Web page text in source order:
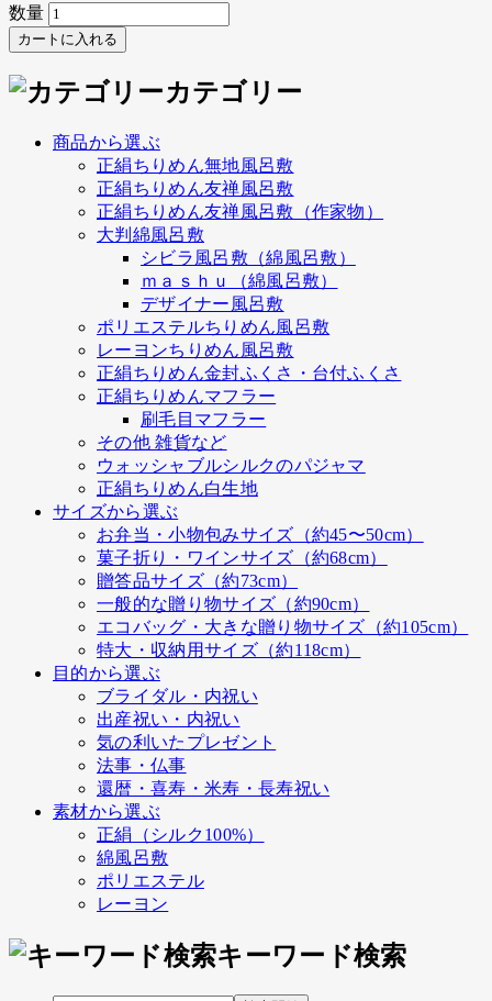
数量
カテゴリー
商品から選ぶ
正絹ちりめん無地風呂敷
正絹ちりめん友禅風呂敷
正絹ちりめん友禅風呂敷（作家物）
大判綿風呂敷
シビラ風呂敷（綿風呂敷）
ｍａｓｈｕ（綿風呂敷）
デザイナー風呂敷
ポリエステルちりめん風呂敷
レーヨンちりめん風呂敷
正絹ちりめん金封ふくさ・台付ふくさ
正絹ちりめんマフラー
刷毛目マフラー
その他 雑貨など
ウォッシャブルシルクのパジャマ
正絹ちりめん白生地
サイズから選ぶ
お弁当・小物包みサイズ（約45〜50cm）
菓子折り・ワインサイズ（約68cm）
贈答品サイズ（約73cm）
一般的な贈り物サイズ（約90cm）
エコバッグ・大きな贈り物サイズ（約105cm）
特大・収納用サイズ（約118cm）
目的から選ぶ
ブライダル・内祝い
出産祝い・内祝い
気の利いたプレゼント
法事・仏事
還暦・喜寿・米寿・長寿祝い
素材から選ぶ
正絹（シルク100%）
綿風呂敷
ポリエステル
レーヨン
キーワード検索